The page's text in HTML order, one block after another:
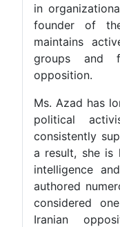
in
founder of
maintains
groups and
opposition.
Ms. Azad has
political
consistently
a result, she is
intelligence
authored
considered
Iranian